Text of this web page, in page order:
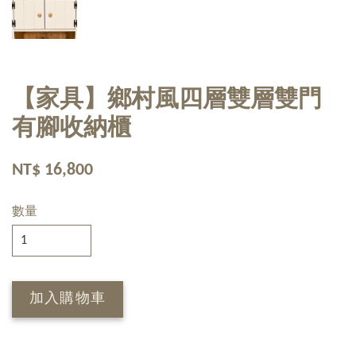
【家具】鄉村風四層雙層雙門
有腳收納櫃
NT$ 16,800
數量
加入購物車